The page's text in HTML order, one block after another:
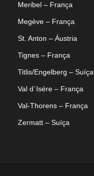
Meribel – França
Megève – França
St. Anton – Áustria
Tignes – França
Titlis/Engelberg – Suíça
Val d´Isére – França
Val-Thorens – França
Zermatt – Suíça